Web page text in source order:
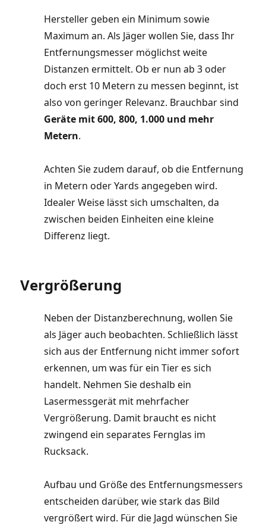
Hersteller geben ein Minimum sowie
Maximum an. Als Jäger wollen Sie, dass Ihr
Entfernungsmesser möglichst weite
Distanzen ermittelt. Ob er nun ab 3 oder
doch erst 10 Metern zu messen beginnt, ist
also von geringer Relevanz. Brauchbar sind
Geräte mit 600, 800, 1.000 und mehr
Metern.
Achten Sie zudem darauf, ob die Entfernung
in Metern oder Yards angegeben wird.
Idealer Weise lässt sich umschalten, da
zwischen beiden Einheiten eine kleine
Differenz liegt.
Vergrößerung
Neben der Distanzberechnung, wollen Sie
als Jäger auch beobachten. Schließlich lässt
sich aus der Entfernung nicht immer sofort
erkennen, um was für ein Tier es sich
handelt. Nehmen Sie deshalb ein
Lasermessgerät mit mehrfacher
Vergrößerung. Damit braucht es nicht
zwingend ein separates Fernglas im
Rucksack.
Aufbau und Größe des Entfernungsmessers
entscheiden darüber, wie stark das Bild
vergrößert wird. Für die Jagd wünschen Sie